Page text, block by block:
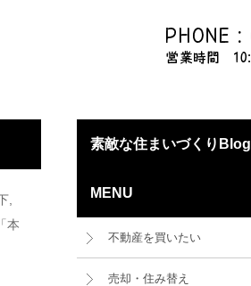
,
本
素敵な住まいづくりBlog
MENU
不動産を買いたい
売却・住み替え